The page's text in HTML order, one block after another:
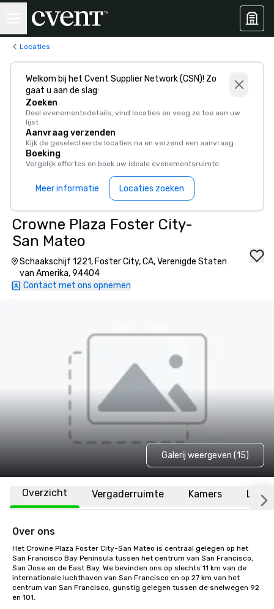
Locaties
Welkom bij het Cvent Supplier Network (CSN)! Zo
gaat u aan de slag:
Zoeken
Deel evenementsdetails, vind locaties en voeg ze toe aan uw
lijst
Aanvraag verzenden
Kijk de geselecteerde locaties na en verzend een aanvraag
Boeking
Vergelijk offertes en boek uw ideale evenementsruimte
Meer informatie Locaties zoeken
Crowne Plaza Foster City-
San Mateo
Schaakschijf 1221, Foster City, CA, Verenigde Staten
van Amerika, 94404
Contact met ons opnemen
Galerij weergeven (15)
Overzicht Vergaderruimte Kamers
Over ons
Het Crowne Plaza Foster City-San Mateo is centraal gelegen op het
San Francisco Bay Peninsula tussen het centrum van San Francisco,
San Jose en de East Bay. We bevinden ons op slechts 11 km van de
internationale luchthaven van San Francisco en op 27 km van het
centrum van San Francisco, gunstig gelegen tussen de snelwegen 92
en 101.